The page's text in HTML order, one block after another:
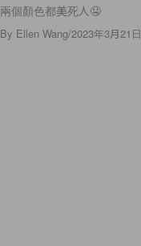
兩個顏色都美死人🤤
By Ellen Wang/2023年3月21日